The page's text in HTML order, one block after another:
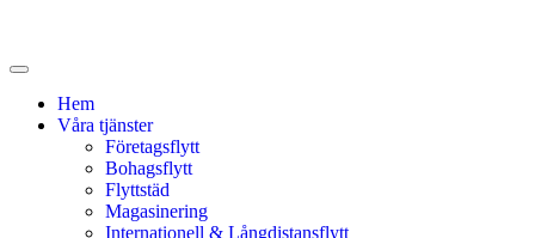
Hem
Våra tjänster
Företagsflytt
Bohagsflytt
Flyttstäd
Magasinering
Internationell & Långdistansflytt